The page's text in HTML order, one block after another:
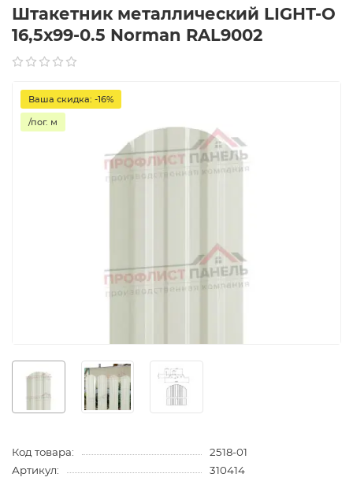
Штакетник металлический LIGHT-O
16,5х99-0.5 Norman RAL9002
Ваша скидка: -16%
/пог. м
Код товара:
2518-01
Артикул:
310414